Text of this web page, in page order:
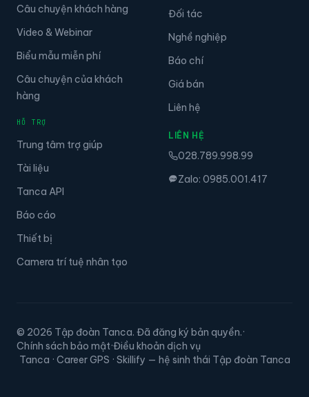
Câu chuyện khách hàng
Video & Webinar
Biểu mẫu miễn phí
Câu chuyện của khách
hàng
HỖ TRỢ
Trung tâm trợ giúp
Tài liệu
Tanca API
Báo cáo
Thiết bị
Camera trí tuệ nhân tạo
Đối tác
Nghề nghiệp
Báo chí
Giá bán
Liên hệ
LIÊN HỆ
028.789.998.99
Zalo: 0985.001.417
© 2026 Tập đoàn Tanca. Đã đăng ký bản quyền.·
Chính sách bảo mật·Điều khoản dịch vụ
Tanca · Career GPS · Skillify — hệ sinh thái Tập đoàn Tanca